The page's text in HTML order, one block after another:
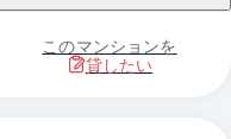
このマンションを
貸したい